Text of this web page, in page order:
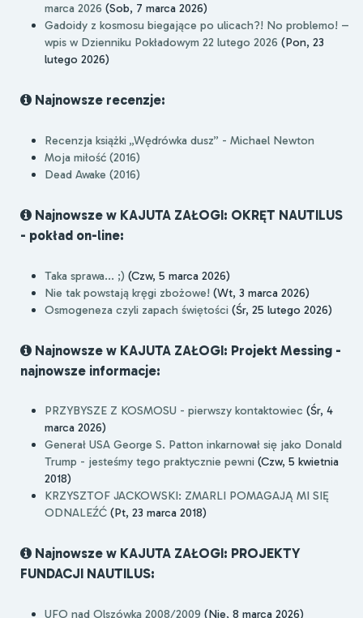
marca 2026 (Sob, 7 marca 2026)
Gadoidy z kosmosu biegające po ulicach?! No problemo! –
wpis w Dzienniku Pokładowym 22 lutego 2026 (Pon, 23
lutego 2026)
Najnowsze recenzje:
Recenzja książki „Wędrówka dusz” - Michael Newton
Moja miłość (2016)
Dead Awake (2016)
Najnowsze w KAJUTA ZAŁOGI: OKRĘT NAUTILUS
- pokład on-line:
Taka sprawa... ;) (Czw, 5 marca 2026)
Nie tak powstają kręgi zbożowe! (Wt, 3 marca 2026)
Osmogeneza czyli zapach świętości (Śr, 25 lutego 2026)
Najnowsze w KAJUTA ZAŁOGI: Projekt Messing -
najnowsze informacje:
PRZYBYSZE Z KOSMOSU - pierwszy kontaktowiec (Śr, 4
marca 2026)
Generał USA George S. Patton inkarnował się jako Donald
Trump - jesteśmy tego praktycznie pewni (Czw, 5 kwietnia
2018)
KRZYSZTOF JACKOWSKI: ZMARLI POMAGAJĄ MI SIĘ
ODNALEŹĆ (Pt, 23 marca 2018)
Najnowsze w KAJUTA ZAŁOGI: PROJEKTY
FUNDACJI NAUTILUS:
UFO nad Olszówką 2008/2009 (Nie, 8 marca 2026)